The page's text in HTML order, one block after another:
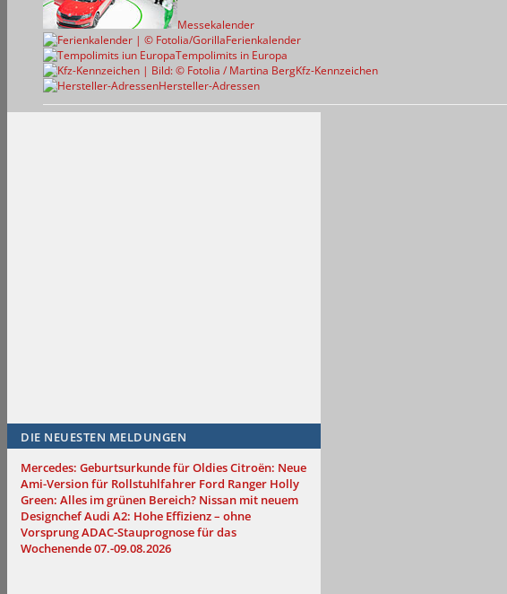
Messekalender
Ferienkalender
Tempolimits in Europa
Kfz-Kennzeichen
Hersteller-Adressen
DIE NEUESTEN MELDUNGEN
Mercedes: Geburtsurkunde für OldiesCitroën: Neue
Ami-Version für Rollstuhlfahrer Ford Ranger Holly
Green: Alles im grünen Bereich? Nissan mit neuem
DesignchefAudi A2: Hohe Effizienz – ohne
VorsprungADAC-Stauprognose für das
Wochenende 07.-09.08.2026